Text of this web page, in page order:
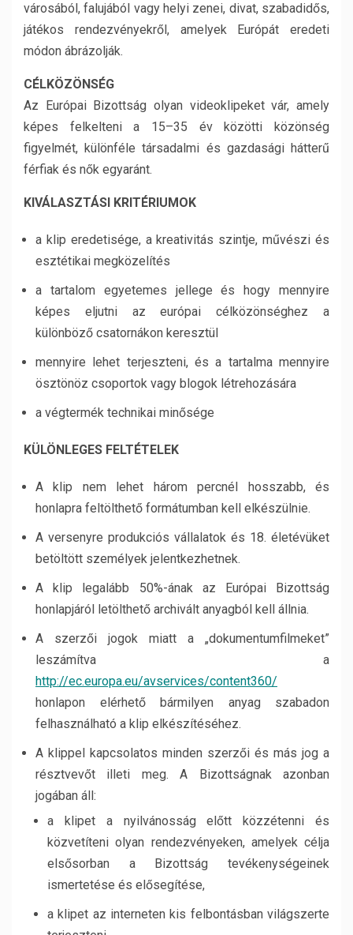
városából, falujából vagy helyi zenei, divat, szabadidős,
játékos rendezvényekről, amelyek Európát eredeti
módon ábrázolják.
CÉLKÖZÖNSÉG
Az Európai Bizottság olyan videoklipeket vár, amely
képes felkelteni a 15–35 év közötti közönség
figyelmét, különféle társadalmi és gazdasági hátterű
férfiak és nők egyaránt.
KIVÁLASZTÁSI KRITÉRIUMOK
a klip eredetisége, a kreativitás szintje, művészi és
esztétikai megközelítés
a tartalom egyetemes jellege és hogy mennyire
képes eljutni az európai célközönséghez a
különböző csatornákon keresztül
mennyire lehet terjeszteni, és a tartalma mennyire
ösztönöz csoportok vagy blogok létrehozására
a végtermék technikai minősége
KÜLÖNLEGES FELTÉTELEK
A klip nem lehet három percnél hosszabb, és
honlapra feltölthető formátumban kell elkészülnie.
A versenyre produkciós vállalatok és 18. életévüket
betöltött személyek jelentkezhetnek.
A klip legalább 50%-ának az Európai Bizottság
honlapjáról letölthető archivált anyagból kell állnia.
A szerzői jogok miatt a „dokumentumfilmeket”
leszámítva a
http://ec.europa.eu/avservices/content360/
honlapon elérhető bármilyen anyag szabadon
felhasználható a klip elkészítéséhez.
A klippel kapcsolatos minden szerzői és más jog a
résztvevőt illeti meg. A Bizottságnak azonban
jogában áll:
a klipet a nyilvánosság előtt közzétenni és
közvetíteni olyan rendezvényeken, amelyek célja
elsősorban a Bizottság tevékenységeinek
ismertetése és elősegítése,
a klipet az interneten kis felbontásban világszerte